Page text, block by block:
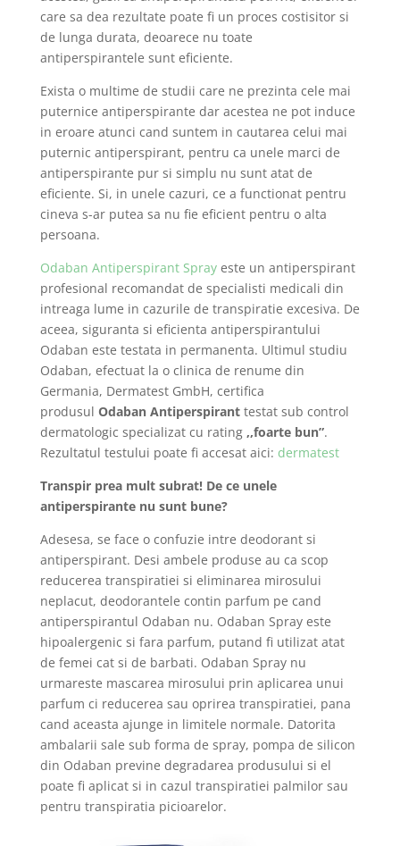
care sa dea rezultate poate fi un proces costisitor si
de lunga durata, deoarece nu toate
antiperspirantele sunt eficiente.
Exista o multime de studii care ne prezinta cele mai
puternice antiperspirante dar acestea ne pot induce
in eroare atunci cand suntem in cautarea celui mai
puternic antiperspirant, pentru ca unele marci de
antiperspirante pur si simplu nu sunt atat de
eficiente. Si, in unele cazuri, ce a functionat pentru
cineva s-ar putea sa nu fie eficient pentru o alta
persoana.
Odaban Antiperspirant Sprayeste un antiperspirant
profesional recomandat de specialisti medicali din
intreaga lume in cazurile de transpiratie excesiva. De
aceea, siguranta si eficienta antiperspirantului
Odaban este testata in permanenta. Ultimul studiu
Odaban, efectuat la o clinica de renume din
Germania, Dermatest GmbH, certifica
produsul Odaban Antiperspirant testat sub control
dermatologic specializat cu rating ,,foarte bun”.
Rezultatul testului poate fi accesat aici: dermatest
Transpir prea mult subrat! De ce unele
antiperspirante nu sunt bune?
Adesesa, se face o confuzie intre deodorant si
antiperspirant. Desi ambele produse au ca scop
reducerea transpiratiei si eliminarea mirosului
neplacut, deodorantele contin parfum pe cand
antiperspirantul Odaban nu. Odaban Spray este
hipoalergenic si fara parfum, putand fi utilizat atat
de femei cat si de barbati. Odaban Spray nu
urmareste mascarea mirosului prin aplicarea unui
parfum ci reducerea sau oprirea transpiratiei, pana
cand aceasta ajunge in limitele normale. Datorita
ambalarii sale sub forma de spray, pompa de silicon
din Odaban previne degradarea produsului si el
poate fi aplicat si in cazul transpiratiei palmilor sau
pentru transpiratia picioarelor.